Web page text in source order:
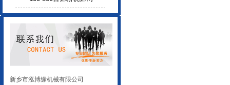
新乡市泓博缘机械有限公司